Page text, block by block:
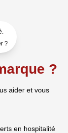
?
?
aider et vous
en hospitalité